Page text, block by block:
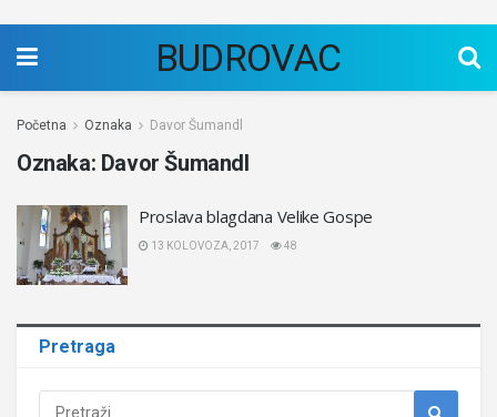
BUDROVAC
Početna Oznaka Davor Šumandl
Oznaka: Davor Šumandl
Proslava blagdana Velike Gospe
13 KOLOVOZA, 2017 48
Pretraga